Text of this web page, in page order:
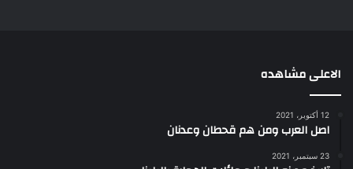
الاعلى مشاهده
12 أكتوبر، 2021
اصل العرب ومن هم قحطان وعدنان
23 سبتمبر، 2021